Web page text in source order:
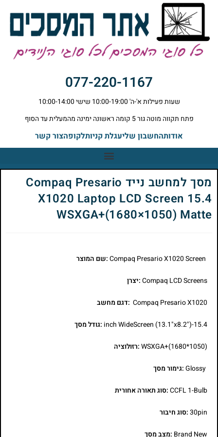
077-220-1167
שעות פעילות א'-ה' 10:00-19:00 שישי 10:00-14:00
פתח תקווה מוטה גור 5 קומה ראשונה ימינה מהמעלית עד הסוף
אודותהחשבון שליעגלת קניותלקופהצור קשר
מסך למחשב נייד Compaq Presario
X1020 Laptop LCD Screen 15.4
WSXGA+(1680×1050) Matte
:שם המוצר
Compaq LCD Screens:יצרן
Compaq Presario X1020 :דגם מחשב
15.4-inch WideScreen (13.1"x8.2") :גודל מסך
WSXGA+(1680*1050):רזולוציה
Glossy:גימור מסך
CCFL 1-Bulb:סוג תאורה אחורית
30pin:סוג חיבור
Brand New :מצב מסך